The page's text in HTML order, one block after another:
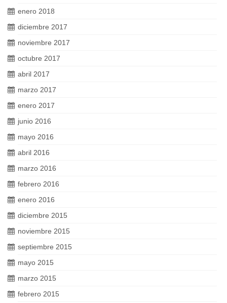
enero 2018
diciembre 2017
noviembre 2017
octubre 2017
abril 2017
marzo 2017
enero 2017
junio 2016
mayo 2016
abril 2016
marzo 2016
febrero 2016
enero 2016
diciembre 2015
noviembre 2015
septiembre 2015
mayo 2015
marzo 2015
febrero 2015